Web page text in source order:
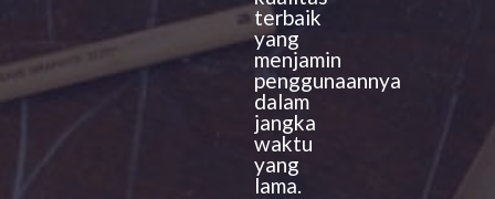
terbaik
yang
menjamin
penggunaannya
dalam
jangka
waktu
yang
lama.